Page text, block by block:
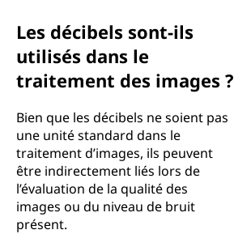
Les décibels sont-ils
utilisés dans le
traitement des images ?
Bien que les décibels ne soient pas
une unité standard dans le
traitement d’images, ils peuvent
être indirectement liés lors de
l’évaluation de la qualité des
images ou du niveau de bruit
présent.